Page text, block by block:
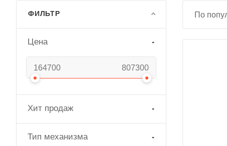
По
ФИЛЬТР
Цена
Хит продаж
Тип механизма